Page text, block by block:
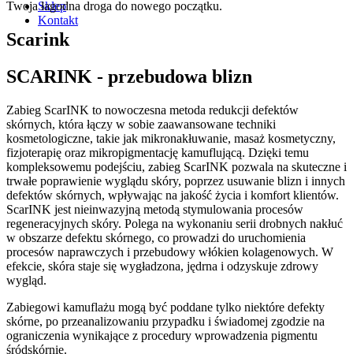
Sklep
Kontakt
Twoja łagodna droga do nowego początku.
Scarink
SCARINK - przebudowa blizn
Zabieg ScarINK to nowoczesna metoda redukcji defektów
skórnych, która łączy w sobie zaawansowane techniki
kosmetologiczne, takie jak mikronakłuwanie, masaż kosmetyczny,
fizjoterapię oraz mikropigmentację kamuflującą. Dzięki temu
kompleksowemu podejściu, zabieg ScarINK pozwala na skuteczne i
trwałe poprawienie wyglądu skóry, poprzez usuwanie blizn i innych
defektów skórnych, wpływając na jakość życia i komfort klientów.
ScarINK jest nieinwazyjną metodą stymulowania procesów
regeneracyjnych skóry. Polega na wykonaniu serii drobnych nakłuć
w obszarze defektu skórnego, co prowadzi do uruchomienia
procesów naprawczych i przebudowy włókien kolagenowych. W
efekcie, skóra staje się wygładzona, jędrna i odzyskuje zdrowy
wygląd.
Zabiegowi kamuflażu mogą być poddane tylko niektóre defekty
skórne, po przeanalizowaniu przypadku i świadomej zgodzie na
ograniczenia wynikające z procedury wprowadzenia pigmentu
śródskórnie.